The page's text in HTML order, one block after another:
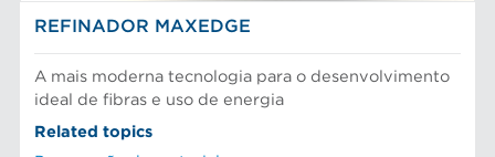
REFINADOR MAXEDGE
A mais moderna tecnologia para o desenvolvimento
ideal de fibras e uso de energia
Related topics